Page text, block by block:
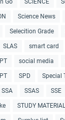
Go SCIENCE
Science News
Selecition Grade
SLAS smart card
social media
SPD Special
SSA SSAS SSE
STUDY MATERIAL